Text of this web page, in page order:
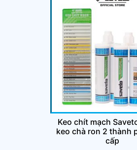
Keo chít mạch
keo chà ron 2 thành
cấp